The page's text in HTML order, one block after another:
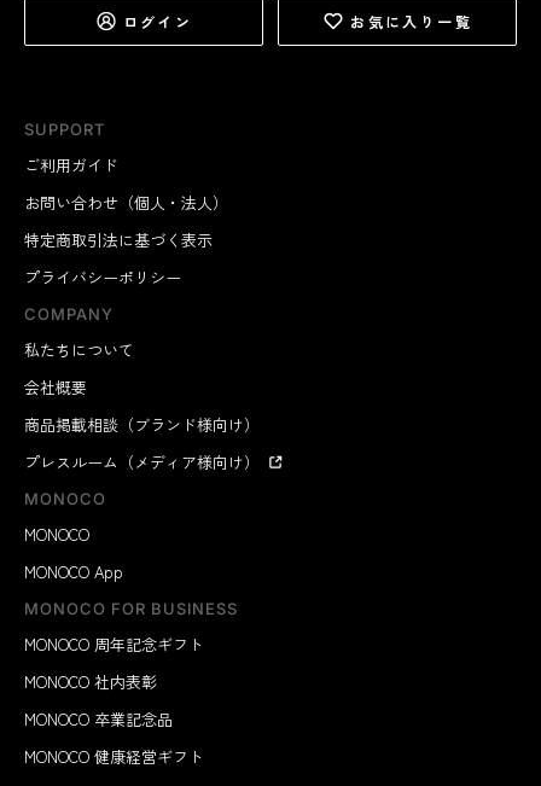
SUPPORT
ご利用ガイド
お問い合わせ（個人・法人）
特定商取引法に基づく表示
プライバシーポリシー
COMPANY
私たちについて
会社概要
商品掲載相談（ブランド様向け）
プレスルーム（メディア様向け）
MONOCO
MONOCO
MONOCO App
MONOCO FOR BUSINESS
MONOCO 周年記念ギフト
MONOCO 社内表彰
MONOCO 卒業記念品
MONOCO 健康経営ギフト
ログイン お気に入り一覧